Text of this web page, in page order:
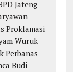
Jateng
Proklamasi
Wuruk
Perbanas
Budi